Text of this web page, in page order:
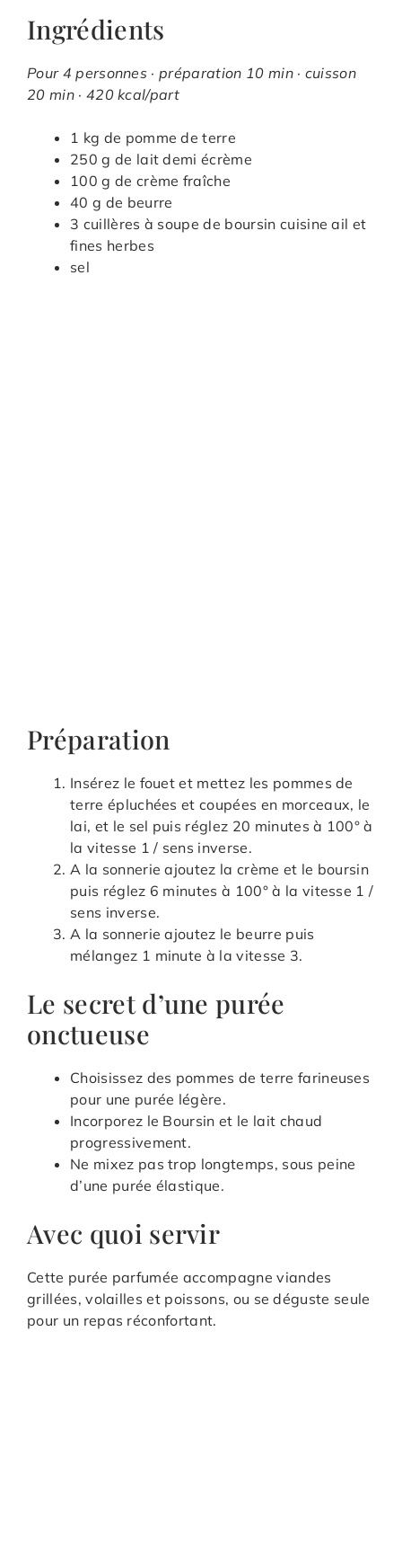
Ingrédients
Pour 4 personnes · préparation 10 min · cuisson
20 min · 420 kcal/part
1 kg de pomme de terre
250 g de lait demi écrème
100 g de crème fraîche
40 g de beurre
3 cuillères à soupe de boursin cuisine ail et
fines herbes
sel
Préparation
Insérez le fouet et mettez les pommes de
terre épluchées et coupées en morceaux, le
lai, et le sel puis réglez 20 minutes à 100° à
la vitesse 1 / sens inverse.
A la sonnerie ajoutez la crème et le boursin
puis réglez 6 minutes à 100° à la vitesse 1 /
sens inverse.
A la sonnerie ajoutez le beurre puis
mélangez 1 minute à la vitesse 3.
Le secret d’une purée
onctueuse
Choisissez des pommes de terre farineuses
pour une purée légère.
Incorporez le Boursin et le lait chaud
progressivement.
Ne mixez pas trop longtemps, sous peine
d’une purée élastique.
Avec quoi servir
Cette purée parfumée accompagne viandes
grillées, volailles et poissons, ou se déguste seule
pour un repas réconfortant.